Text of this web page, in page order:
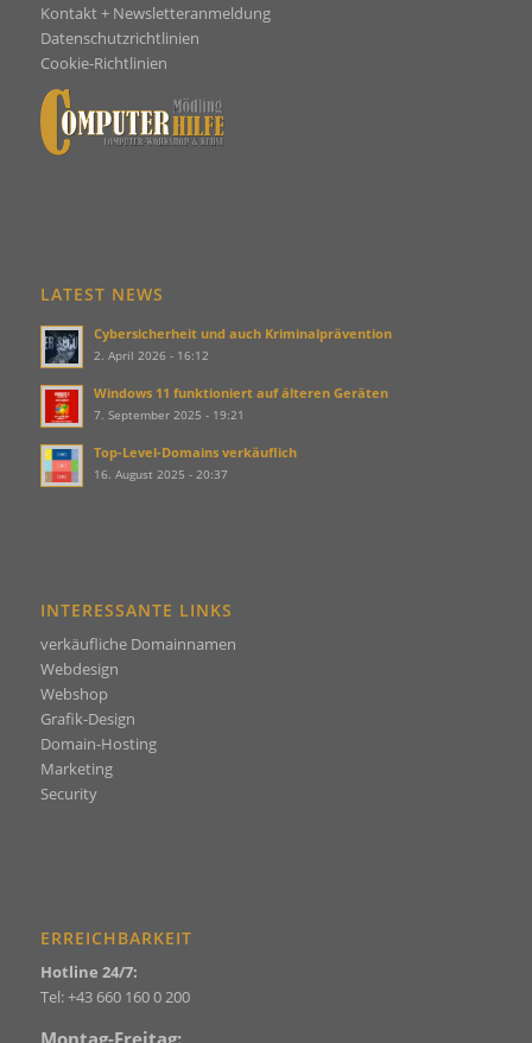
Kontakt + Newsletteranmeldung
Datenschutzrichtlinien
Cookie-Richtlinien
LATEST NEWS
Cybersicherheit und auch Kriminalprävention
2. April 2026 - 16:12
Windows 11 funktioniert auf älteren Geräten
7. September 2025 - 19:21
Top-Level-Domains verkäuflich
16. August 2025 - 20:37
INTERESSANTE LINKS
verkäufliche Domainnamen
Webdesign
Webshop
Grafik-Design
Domain-Hosting
Marketing
Security
ERREICHBARKEIT
Hotline 24/7:
Tel:+43 660 160 0 200
Montag-Freitag: